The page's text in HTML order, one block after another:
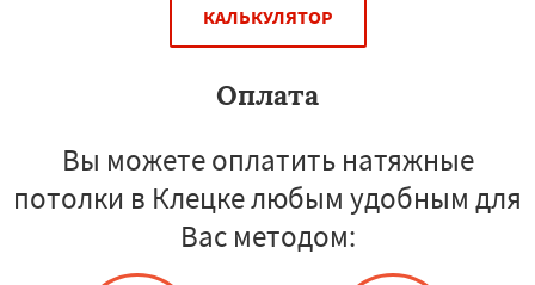
КАЛЬКУЛЯТОР
Оплата
Вы можете оплатить натяжные
потолки в Клецке любым удобным для
Вас методом: